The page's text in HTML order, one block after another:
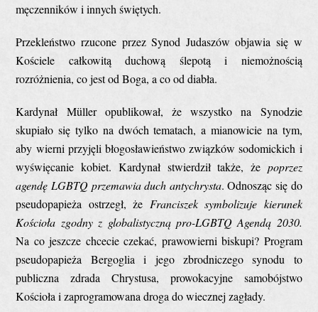
męczenników i innych świętych.
Przekleństwo rzucone przez Synod Judaszów objawia się w
Kościele całkowitą duchową ślepotą i niemożnością
rozróżnienia, co jest od Boga, a co od diabła.
Kardynał Müller opublikował, że wszystko na Synodzie
skupiało się tylko na dwóch tematach, a mianowicie na tym,
aby wierni przyjęli błogosławieństwo związków sodomickich i
wyświęcanie kobiet. Kardynał stwierdził także, że poprzez
agendę LGBTQ przemawia duch antychrysta. Odnosząc się do
pseudopapieża ostrzegł, że Franciszek symbolizuje kierunek
Kościoła zgodny z globalistyczną pro-LGBTQ Agendą 2030.
Na co jeszcze chcecie czekać, prawowierni biskupi? Program
pseudopapieża Bergoglia i jego zbrodniczego synodu to
publiczna zdrada Chrystusa, prowokacyjne samobójstwo
Kościoła i zaprogramowana droga do wiecznej zagłady.